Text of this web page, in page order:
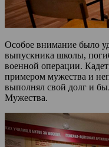
Особое внимание было
выпускника школы,
военной операции.
примером мужества и
выполнял свой долг и
Мужества.